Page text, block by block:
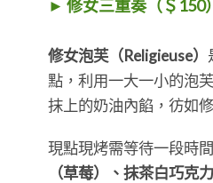
► 修女三重奏（＄150）
修女泡芙（Religieuse）
點，利用一大一小的泡
抹上的奶油內餡，彷如
現點現烤需等待一段時
（草莓）、抹茶白巧克